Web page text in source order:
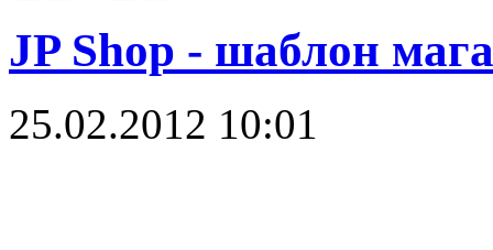
JP Shop - шаблон
25.02.2012 10:01